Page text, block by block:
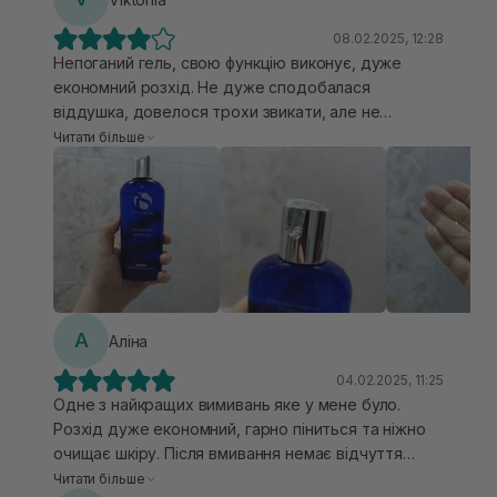
компенсуючі інгредієнти так підібрані, що шкіра не
має "претензій". Маленька версія зручна і на
довго вистачає.
08.02.2025, 12:28
Непоганий гель, свою функцію виконує, дуже
економний розхід. Не дуже сподобалася
віддушка, довелося трохи звикати, але не
критично, ну і вказано, що його можна
використовувати для вмивання 2 в 1, тобто без
етапу гідрофілки/щербету. Так от — не можна 😁
Після такого вмивання частинки консилера і
помади не змив, тобто це все одно тільки для
двохетапного вмивання. Вдруге, мабуть, не
Читати більше
А Аліна
04.02.2025, 11:25
Одне з найкращих вимивань яке у мене було.
Розхід дуже економний, гарно піниться та ніжно
очищає шкіру. Після вмивання немає відчуття
стягнення ( при тому що я на системних
Читати більше